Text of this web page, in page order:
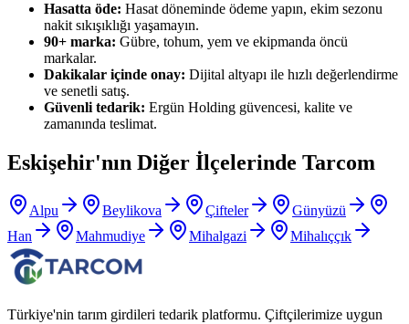
Hasatta öde: Hasat döneminde ödeme yapın, ekim sezonu
nakit sıkışıklığı yaşamayın.
90+ marka: Gübre, tohum, yem ve ekipmanda öncü
markalar.
Dakikalar içinde onay: Dijital altyapı ile hızlı değerlendirme
ve senetli satış.
Güvenli tedarik: Ergün Holding güvencesi, kalite ve
zamanında teslimat.
Eskişehir'nın Diğer İlçelerinde Tarcom
Alpu Beylikova Çifteler
Günyüzü
Han
Mahmudiye Mihalgazi Mihalıççık
Türkiye'nin tarım girdileri tedarik platformu. Çiftçilerimize uygun